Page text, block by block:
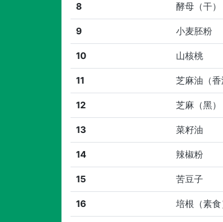
8 酵母（干）
9 小麦胚粉
10 山核桃
11 芝麻油（香
12 芝麻（黑）
13 菜籽油
14 辣椒粉
15 苦豆子
16 培根（素食